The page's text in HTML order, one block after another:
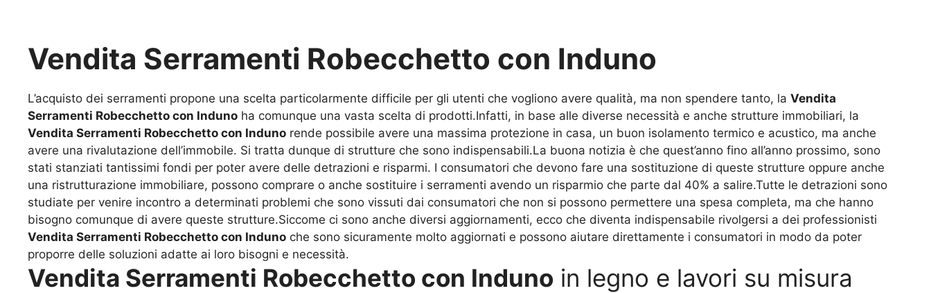
Vendita Serramenti Robecchetto con Induno
L’acquisto dei serramenti propone una scelta particolarmente difficile per gli utenti che vogliono avere qualità, ma non spendere tanto, la Vendita
Serramenti Robecchetto con Induno ha comunque una vasta scelta di prodotti.Infatti, in base alle diverse necessità e anche strutture immobiliari, la
Vendita Serramenti Robecchetto con Induno rende possibile avere una massima protezione in casa, un buon isolamento termico e acustico, ma anche
avere una rivalutazione dell’immobile. Si tratta dunque di strutture che sono indispensabili.La buona notizia è che quest’anno fino all’anno prossimo, sono
stati stanziati tantissimi fondi per poter avere delle detrazioni e risparmi. I consumatori che devono fare una sostituzione di queste strutture oppure anche
una ristrutturazione immobiliare, possono comprare o anche sostituire i serramenti avendo un risparmio che parte dal 40% a salire.Tutte le detrazioni sono
studiate per venire incontro a determinati problemi che sono vissuti dai consumatori che non si possono permettere una spesa completa, ma che hanno
bisogno comunque di avere queste strutture.Siccome ci sono anche diversi aggiornamenti, ecco che diventa indispensabile rivolgersi a dei professionisti
Vendita Serramenti Robecchetto con Induno che sono sicuramente molto aggiornati e possono aiutare direttamente i consumatori in modo da poter
proporre delle soluzioni adatte ai loro bisogni e necessità.
Vendita Serramenti Robecchetto con Induno in legno e lavori su misura